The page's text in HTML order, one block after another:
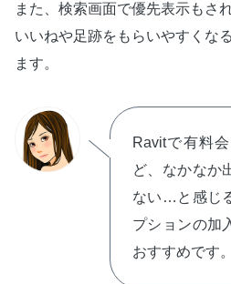
また、検索画面で優先表示もさ
いいねや足跡をもらいやすくな
ます。
Ravitで有料
ど、なかなか
ない…と感じ
プションの加
おすすめです。